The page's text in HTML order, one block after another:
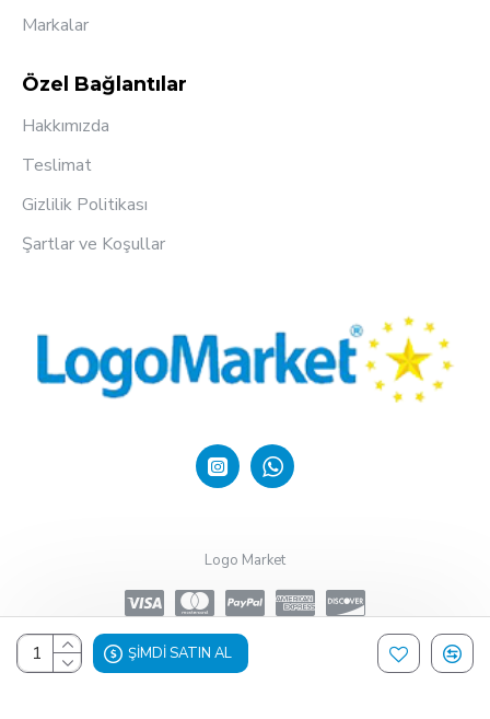
ŞIMDI SATIN AL
Markalar
Özel Bağlantılar
Hakkımızda
Teslimat
Gizlilik Politikası
Şartlar ve Koşullar
Logo Market
Design, Hosting & Support By Shopgez.com